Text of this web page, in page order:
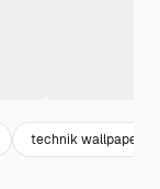
technik wallpaper